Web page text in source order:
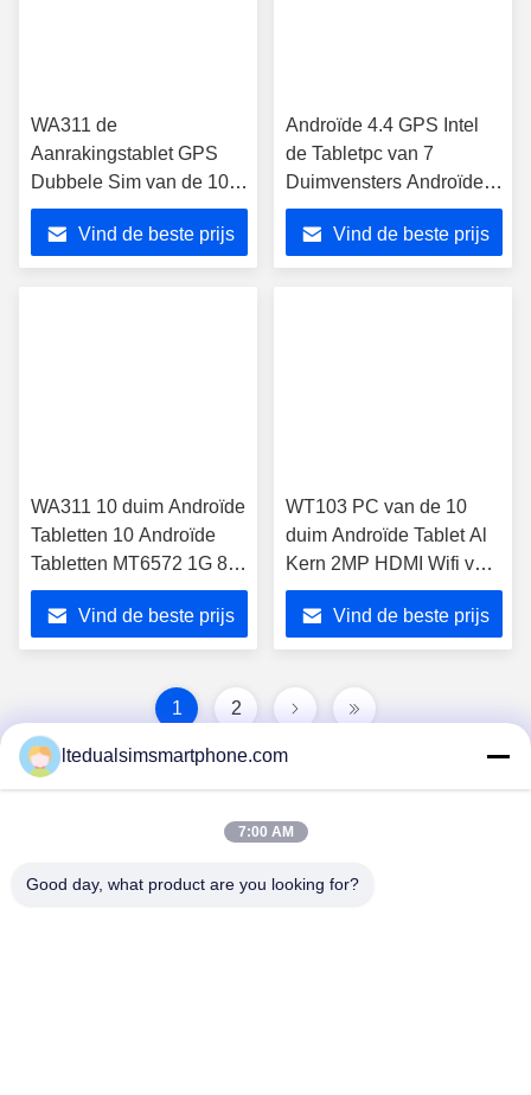
WA311 de
Aanrakingstablet GPS
Dubbele Sim van de 10
duim Androïde 3g Tablet
MT6572 1G 8G
Vind de beste prijs
Androïde 4.4 GPS Intel
de Tabletpc van 7
Duimvensters Androïde
met Baaisleep Z3735D
WIFI Vind de beste prijs
WA311 10 duim Androïde
Tabletten 10 Androïde
Tabletten MT6572 1G 8G
3g Androïde 4.2 GPS 3g
Vind de beste prijs
WT103 PC van de 10
duim Androïde Tablet Al
Kern 2MP HDMI Wifi van
de Winnaara31s Vierling
Vind de beste prijs
1 2
China Android Phone Online Marketplace
ltedualsimsmartphone.com
7:00 AM
Good day, what product are you looking for?